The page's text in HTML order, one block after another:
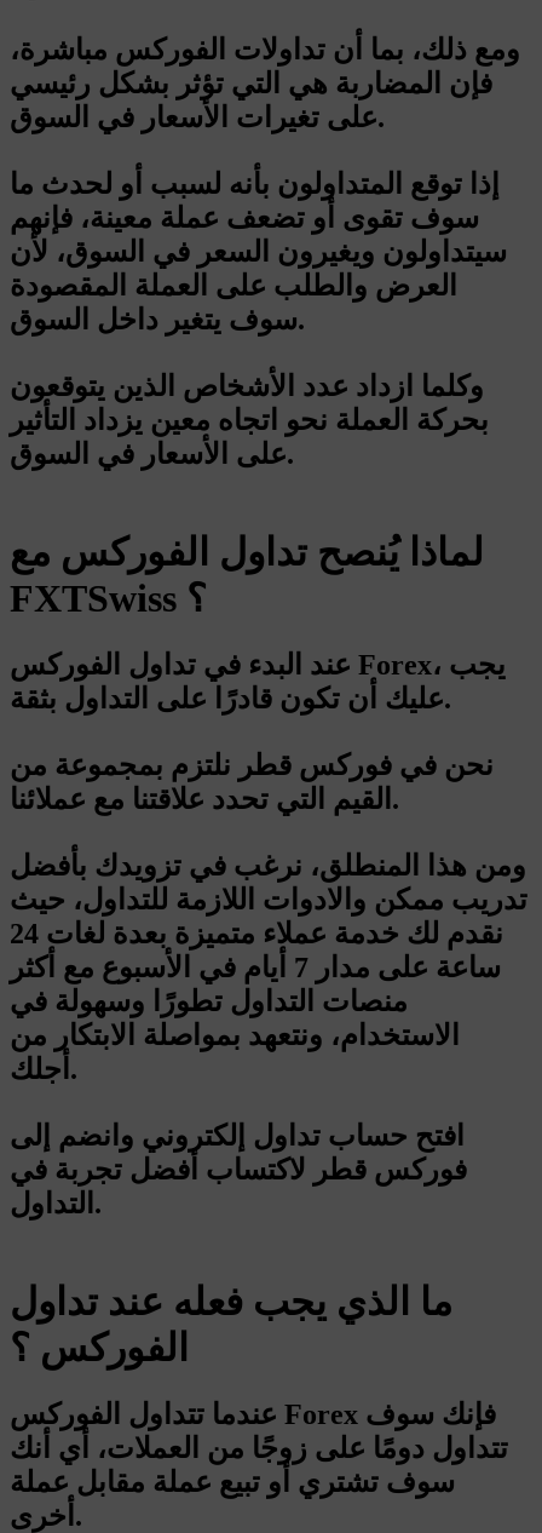
ومع ذلك، بما أن تداولات الفوركس مباشرة،
فإن المضاربة هي التي تؤثر بشكل رئيسي
على تغيرات الأسعار في السوق.
إذا توقع المتداولون بأنه لسبب أو لحدث ما
سوف تقوى أو تضعف عملة معينة، فإنهم
سيتداولون ويغيرون السعر في السوق، لأن
العرض والطلب على العملة المقصودة
سوف يتغير داخل السوق.
وكلما ازداد عدد الأشخاص الذين يتوقعون
بحركة العملة نحو اتجاه معين يزداد التأثير
على الأسعار في السوق.
لماذا يُنصح تداول الفوركس مع
FXTSwiss ؟
عند البدء في تداول الفوركس Forex، يجب
عليك أن تكون قادرًا على التداول بثقة.
نحن في فوركس قطر نلتزم بمجموعة من
القيم التي تحدد علاقتنا مع عملائنا.
ومن هذا المنطلق، نرغب في تزويدك بأفضل
تدريب ممكن والادوات اللازمة للتداول، حيث
نقدم لك خدمة عملاء متميزة بعدة لغات 24
ساعة على مدار 7 أيام في الأسبوع مع أكثر
منصات التداول تطورًا وسهولة في
الاستخدام، ونتعهد بمواصلة الابتكار من
أجلك.
افتح حساب تداول إلكتروني وانضم إلى
فوركس قطر لاكتساب أفضل تجربة في
التداول.
ما الذي يجب فعله عند تداول
الفوركس ؟
عندما تتداول الفوركس Forex فإنك سوف
تتداول دومًا على زوجًا من العملات، أي أنك
سوف تشتري أو تبيع عملة مقابل عملة
أخرى.